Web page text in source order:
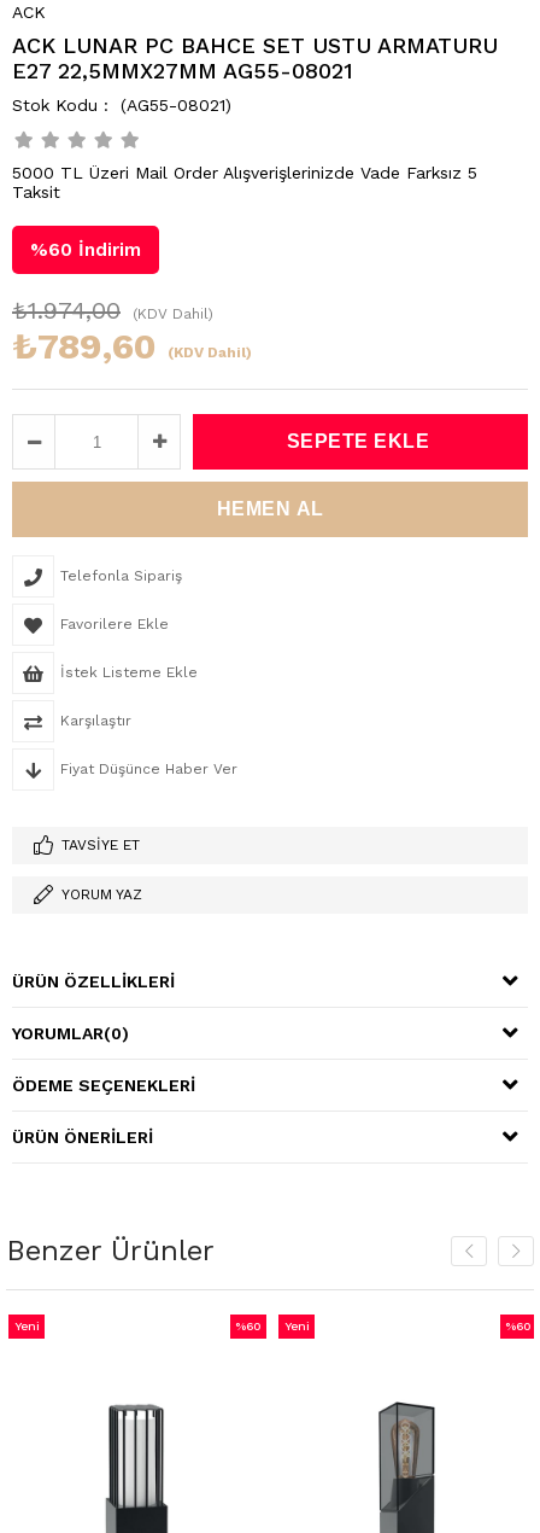
ACK
ACK LUNAR PC BAHCE SET USTU ARMATURU
E27 22,5MMX27MM AG55-08021
(AG55-08021)
5000 TL Üzeri Mail Order Alışverişlerinizde Vade Farksız 5
Taksit
%60 İndirim
₺1.974,00 (KDV Dahil)
₺789,60 (KDV Dahil)
Telefonla Sipariş
Favorilere Ekle
İstek Listeme Ekle
Karşılaştır
Fiyat Düşünce Haber Ver
TAVSIYE ET
YORUM YAZ
ÜRÜN ÖZELLIKLERI
YORUMLAR(0)
ÖDEME SEÇENEKLERI
ÜRÜN ÖNERILERI
Benzer Ürünler
%60
Yeni
%60
Yeni